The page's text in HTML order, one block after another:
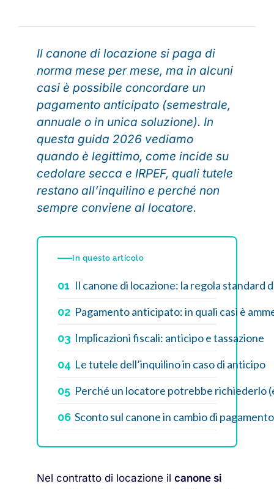
Il canone di locazione si paga di
norma mese per mese, ma in alcuni
casi è possibile concordare un
pagamento anticipato (semestrale,
annuale o in unica soluzione). In
questa guida 2026 vediamo
quando è legittimo, come incide su
cedolare secca e IRPEF, quali tutele
restano all’inquilino e perché non
sempre conviene al locatore.
In questo articolo
01 Il canone di locazione: la regola standard
02 Pagamento anticipato: in quali casi è
03 Implicazioni fiscali: anticipo e tassazione
04 Le tutele dell’inquilino in caso di anticipo
05 Perché un locatore potrebbe richiederlo
06 Sconto sul canone in cambio di
Nel contratto di locazione il canone si